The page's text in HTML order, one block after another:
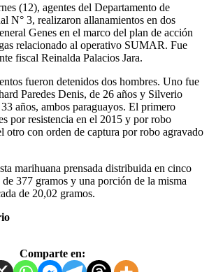
(12), agentes del Departamento de
N° 3, realizaron allanamientos en dos
Genes en el marco del plan de acción
relacionado al operativo SUMAR. Fue
fiscal Reinalda Palacios Jara.
fueron detenidos dos hombres. Uno fue
Paredes Denis, de 26 años y Silverio
años, ambos paraguayos. El primero
por resistencia en el 2015 y por robo
otro con orden de captura por robo agravado
marihuana prensada distribuida en cinco
377 gramos y una porción de la misma
de 20,02 gramos.
Comparte en: